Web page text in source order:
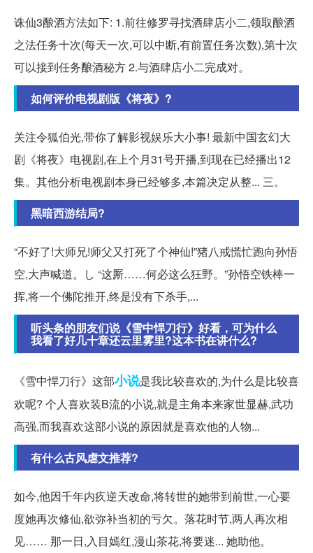
诛仙3酿酒方法如下: 1.前往修罗寻找酒肆店小二,领取酿酒
之法任务十次(每天一次,可以中断,有前置任务次数),第十次
可以接到任务酿酒秘方 2.与酒肆店小二完成对。
如何评价电视剧版《将夜》?
关注令狐伯光,带你了解影视娱乐大小事! 最新中国玄幻大
剧《将夜》电视剧,在上个月31号开播,到现在已经播出12
集。其他分析电视剧本身已经够多,本篇决定从整... 三。
黑暗西游结局?
“不好了!大师兄!师父又打死了个神仙!”猪八戒慌忙跑向孙悟
空,大声喊道。し “这厮……何必这么狂野。”孙悟空铁棒一
挥,将一个佛陀推开,终是没有下杀手,...
听头条的朋友们说《雪中悍刀行》好看，可为什么
我看了好几十章还云里雾里?这本书在讲什么?
《雪中悍刀行》这部小说是我比较喜欢的,为什么是比较喜
欢呢? 个人喜欢装B流的小说,就是主角本来家世显赫,武功
高强,而我喜欢这部小说的原因就是喜欢他的人物...
有什么古风虐文推荐?
如今,他因千年内疚逆天改命,将转世的她带到前世,一心要
度她再次修仙,欲弥补当初的亏欠。落花时节,两人再次相
见…… 那一日,入目嫣红,漫山茶花,将要迷... 她助他。